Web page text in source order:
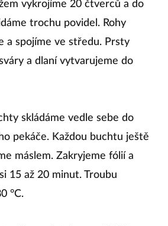
vykrojíme 20 čtverců a do
trochu povidel. Rohy
a spojíme ve středu. Prsty
a dlaní vytvarujeme do
skládáme vedle sebe do
pekáče. Každou buchtu ještě
máslem. Zakryjeme fólií a
15 až 20 minut. Troubu
°C.